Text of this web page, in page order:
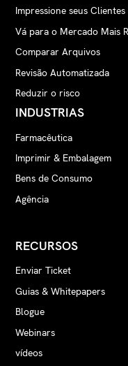
Impressione seus Clientes
Vá para o Mercado Mais
Comparar Arquivos
Revisão Automatizada
Reduzir o risco
INDUSTRIAS
Farmacêutica
Imprimir & Embalagem
Bens de Consumo
Agência
RECURSOS
Enviar Ticket
Guias & Whitepapers
Blogue
Webinars
vídeos